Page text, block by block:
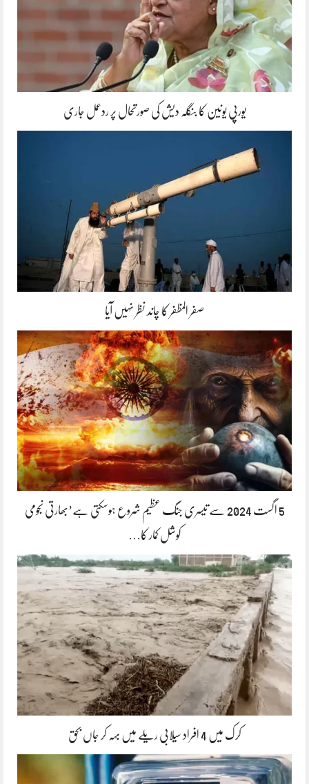
یورپی یونین کا بنگلہ دیش کی صورتحال پر ردعمل جاری
صفر المظفر کا چاند نظر نہیں آیا
5 اگست 2024 سے تیسری جنگ عظیم شروع ہوسکتی ہے’بھارتی نجومی
کوشل کمار کا…
کرک میں 4 افراد سیلابی ریلے میں بہہ کر جاں بحق